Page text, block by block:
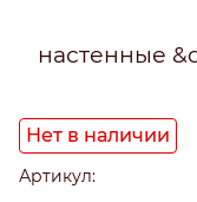
настенные
Нет в наличии
Артикул: